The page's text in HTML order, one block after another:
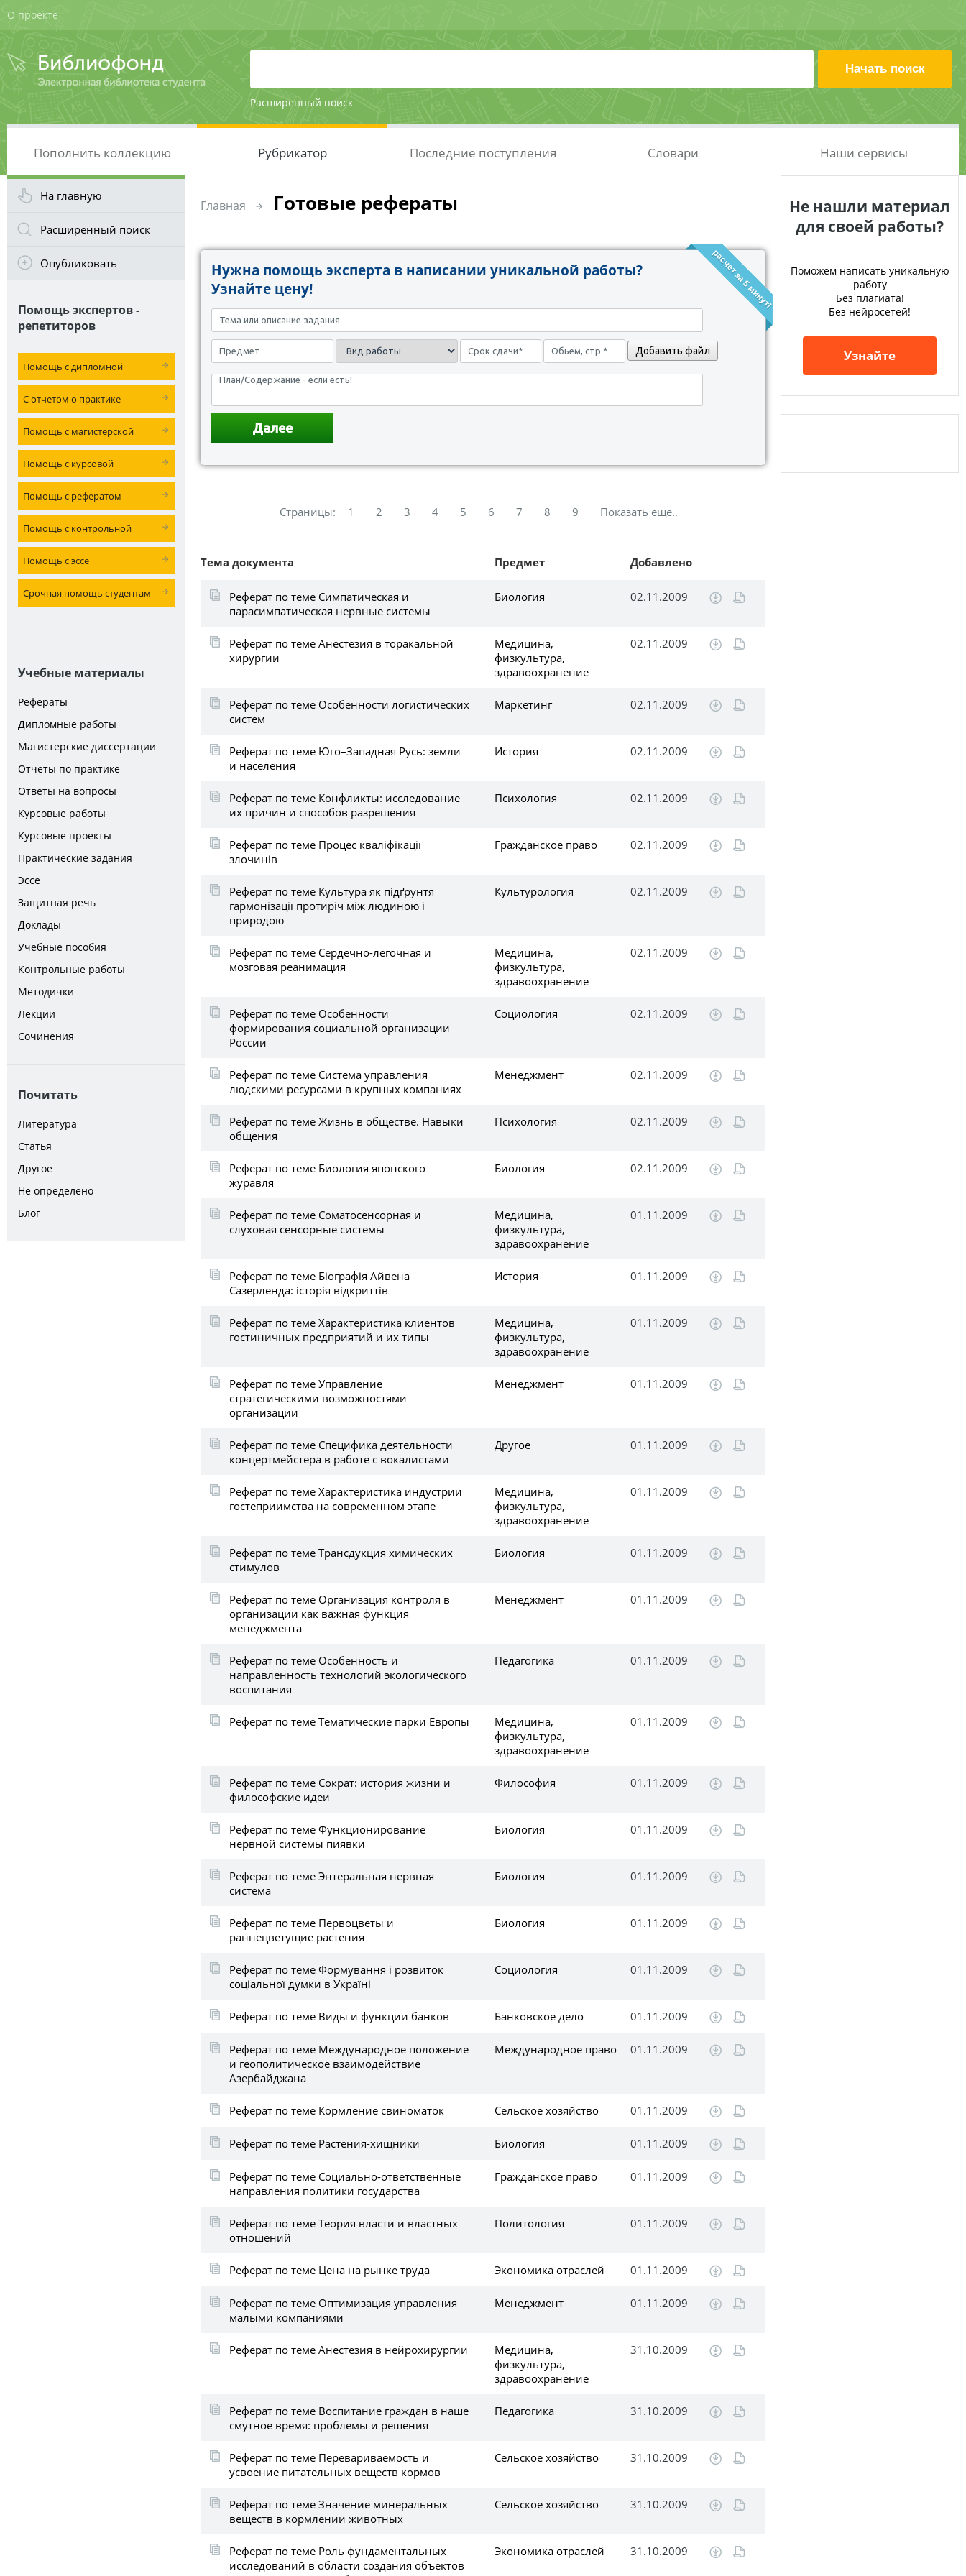
О проекте
Расширенный поиск
Пополнить коллекцию Рубрикатор Последние поступления Словари Наши сервисы
На главную
Расширенный поиск
Опубликовать
Помощь экспертов -
репетиторов
Помощь с дипломной
С отчетом о практике
Помощь с магистерской
Помощь с курсовой
Помощь с рефератом
Помощь с контрольной
Помощь с эссе
Срочная помощь студентам
Учебные материалы
Рефераты
Дипломные работы
Магистерские диссертации
Отчеты по практике
Ответы на вопросы
Курсовые работы
Курсовые проекты
Практические задания
Эссе
Защитная речь
Доклады
Учебные пособия
Контрольные работы
Методички
Лекции
Сочинения
Почитать
Литература
Статья
Другое
Не определено
Блог
Главная Готовые рефераты
расчет за 5 минут!
Нужна помощь эксперта в написании уникальной работы?
Узнайте цену!
Добавить файл
Страницы: 1 2 3 4 5 6 7 8 9 Показать еще..
Тема документа Предмет Добавлено
Реферат по теме Симпатическая и
парасимпатическая нервные системы
Биология 02.11.2009
Реферат по теме Анестезия в торакальной
хирургии
Медицина,
физкультура,
здравоохранение
02.11.2009
Реферат по теме Особенности логистических
систем
Маркетинг 02.11.2009
Реферат по теме Юго–Западная Русь: земли
и населения
История 02.11.2009
Реферат по теме Конфликты: исследование
их причин и способов разрешения
Психология 02.11.2009
Реферат по теме Процес кваліфікації
злочинів
Гражданское право 02.11.2009
Реферат по теме Культура як підґрунтя
гармонізації протиріч між людиною і
природою
Культурология 02.11.2009
Реферат по теме Сердечно-легочная и
мозговая реанимация
Медицина,
физкультура,
здравоохранение
02.11.2009
Реферат по теме Особенности
формирования социальной организации
России
Социология 02.11.2009
Реферат по теме Система управления
людскими ресурсами в крупных компаниях
Менеджмент 02.11.2009
Реферат по теме Жизнь в обществе. Навыки
общения
Психология 02.11.2009
Реферат по теме Биология японского
журавля
Биология 02.11.2009
Реферат по теме Соматосенсорная и
слуховая сенсорные системы
Медицина,
физкультура,
здравоохранение
01.11.2009
Реферат по теме Біографія Айвена
Сазерленда: історія відкриттів
История 01.11.2009
Реферат по теме Характеристика клиентов
гостиничных предприятий и их типы
Медицина,
физкультура,
здравоохранение
01.11.2009
Реферат по теме Управление
стратегическими возможностями
организации
Менеджмент 01.11.2009
Реферат по теме Специфика деятельности
концертмейстера в работе с вокалистами
Другое 01.11.2009
Реферат по теме Характеристика индустрии
гостеприимства на современном этапе
Медицина,
физкультура,
здравоохранение
01.11.2009
Реферат по теме Трансдукция химических
стимулов
Биология 01.11.2009
Реферат по теме Организация контроля в
организации как важная функция
менеджмента
Менеджмент 01.11.2009
Реферат по теме Особенность и
направленность технологий экологического
воспитания
Педагогика 01.11.2009
Реферат по теме Тематические парки Европы
Медицина,
физкультура,
здравоохранение
01.11.2009
Реферат по теме Сократ: история жизни и
философские идеи
Философия 01.11.2009
Реферат по теме Функционирование
нервной системы пиявки
Биология 01.11.2009
Реферат по теме Энтеральная нервная
система
Биология 01.11.2009
Реферат по теме Первоцветы и
раннецветущие растения
Биология 01.11.2009
Реферат по теме Формування і розвиток
соціальної думки в Україні
Социология 01.11.2009
Реферат по теме Виды и функции банков Банковское дело 01.11.2009
Реферат по теме Международное положение
и геополитическое взаимодействие
Азербайджана
Международное право 01.11.2009
Реферат по теме Кормление свиноматок Сельское хозяйство 01.11.2009
Реферат по теме Растения-хищники Биология 01.11.2009
Реферат по теме Социально-ответственные
направления политики государства
Гражданское право 01.11.2009
Реферат по теме Теория власти и властных
отношений
Политология 01.11.2009
Реферат по теме Цена на рынке труда Экономика отраслей 01.11.2009
Реферат по теме Оптимизация управления
малыми компаниями
Менеджмент 01.11.2009
Реферат по теме Анестезия в нейрохирургии
Медицина,
физкультура,
здравоохранение
31.10.2009
Реферат по теме Воспитание граждан в наше
смутное время: проблемы и решения
Педагогика 31.10.2009
Реферат по теме Перевариваемость и
усвоение питательных веществ кормов
Сельское хозяйство 31.10.2009
Реферат по теме Значение минеральных
веществ в кормлении животных
Сельское хозяйство 31.10.2009
Реферат по теме Роль фундаментальных
исследований в области создания объектов
Экономика отраслей 31.10.2009
Не нашли материал
для своей работы?
Поможем написать уникальную
работу
Без плагиата!
Без нейросетей!
Узнайте